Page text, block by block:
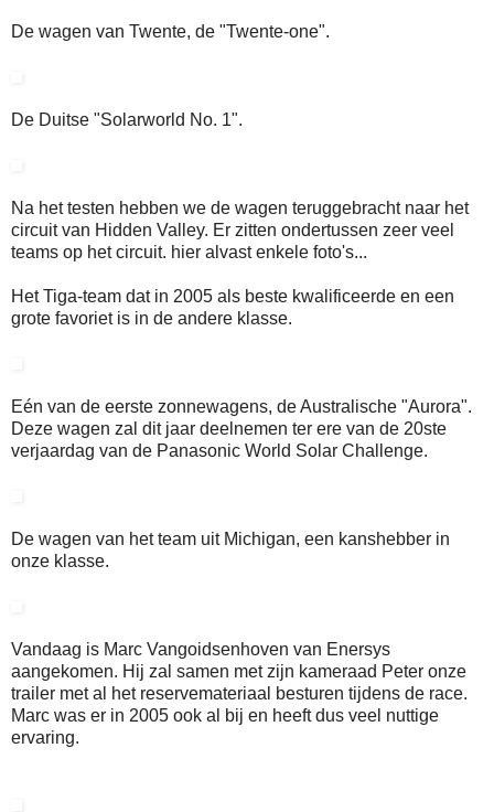
De wagen van Twente, de "Twente-one".
De Duitse "Solarworld No. 1".
Na het testen hebben we de wagen teruggebracht naar het
circuit van Hidden Valley. Er zitten ondertussen zeer veel
teams op het circuit. hier alvast enkele foto's...
Het Tiga-team dat in 2005 als beste kwalificeerde en een
grote favoriet is in de andere klasse.
Eén van de eerste zonnewagens, de Australische "Aurora".
Deze wagen zal dit jaar deelnemen ter ere van de 20ste
verjaardag van de Panasonic World Solar Challenge.
De wagen van het team uit Michigan, een kanshebber in
onze klasse.
Vandaag is Marc Vangoidsenhoven van Enersys
aangekomen. Hij zal samen met zijn kameraad Peter onze
trailer met al het reservemateriaal besturen tijdens de race.
Marc was er in 2005 ook al bij en heeft dus veel nuttige
ervaring.